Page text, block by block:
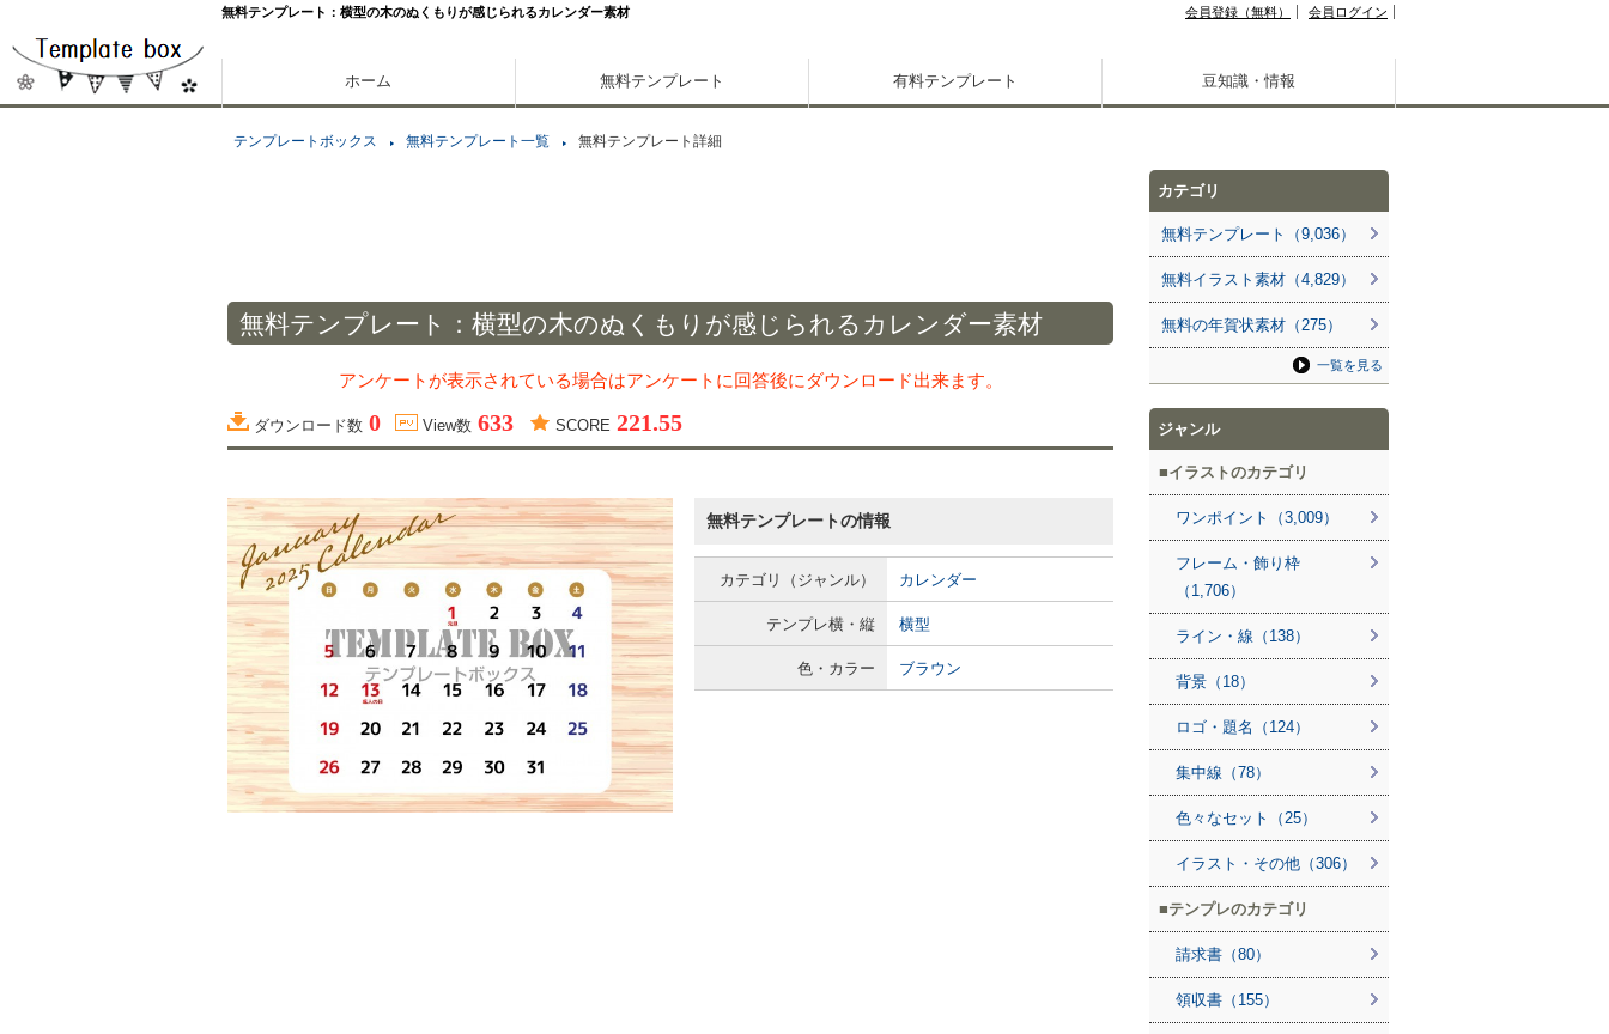
無料テンプレート：横型の木のぬくもりが感じられるカレンダー素材 会員登録（無料） 会員ログイン
ホーム 無料テンプレート 有料テンプレート 豆知識・情報
テンプレートボックス 無料テンプレート一覧 無料テンプレート詳細
無料テンプレート：横型の木のぬくもりが感じられるカレンダー素材
アンケートが表示されている場合はアンケートに回答後にダウンロード出来ます。
ダウンロード数 0 View数 633 SCORE 221.55
無料テンプレートの情報
カテゴリ（ジャンル） カレンダー
テンプレ横・縦 横型
色・カラー ブラウン
カテゴリ
無料テンプレート（9,036）
無料イラスト素材（4,829）
無料の年賀状素材（275）
一覧を見る
ジャンル
イラストのカテゴリ
ワンポイント（3,009）
フレーム・飾り枠
（1,706）
ライン・線（138）
背景（18）
ロゴ・題名（124）
集中線（78）
色々なセット（25）
イラスト・その他（306）
テンプレのカテゴリ
請求書（80）
領収書（155）